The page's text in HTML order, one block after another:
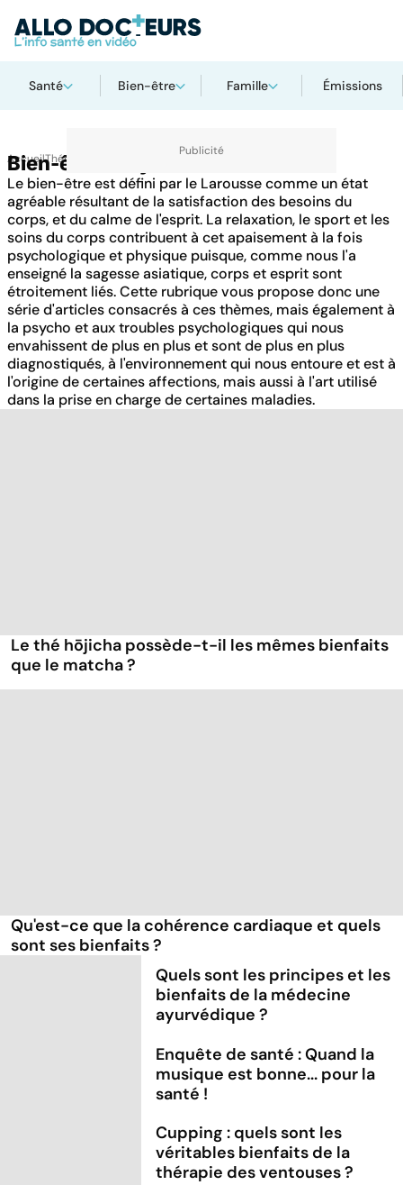
Santé Bien-être Famille Émissions
AccueilThématiques
Bien-être - Psycho
Le bien-être est défini par le Larousse comme un état
agréable résultant de la satisfaction des besoins du
corps, et du calme de l'esprit. La relaxation, le sport et les
soins du corps contribuent à cet apaisement à la fois
psychologique et physique puisque, comme nous l'a
enseigné la sagesse asiatique, corps et esprit sont
étroitement liés. Cette rubrique vous propose donc une
série d'articles consacrés à ces thèmes, mais également à
la psycho et aux troubles psychologiques qui nous
envahissent de plus en plus et sont de plus en plus
diagnostiqués, à l'environnement qui nous entoure et est à
l'origine de certaines affections, mais aussi à l'art utilisé
dans la prise en charge de certaines maladies.
Le thé hōjicha possède-t-il les mêmes bienfaits
que le matcha ?
Qu'est-ce que la cohérence cardiaque et quels
sont ses bienfaits ?
Quels sont les principes et les
bienfaits de la médecine
ayurvédique ?
Enquête de santé : Quand la
musique est bonne... pour la
santé !
Cupping : quels sont les
véritables bienfaits de la
thérapie des ventouses ?